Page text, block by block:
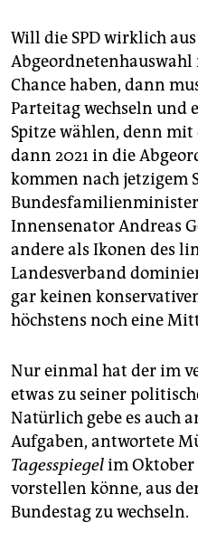
Will die SPD wirklich
Abgeordnetenhauswahl
Chance haben, dann
Parteitag wechseln und
Spitze wählen, denn
dann 2021 in die
kommen nach jetzigem
Innensenator Andreas
andere als Ikonen des
Landesverband
gar keinen
höchstens noch eine
Nur einmal hat der im
etwas zu seiner
Natürlich gebe es auch
Aufgaben, antwortete
Tagesspiegelim Oktober
vorstellen könne, aus
Bundestag zu wechseln.